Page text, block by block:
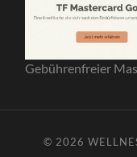
Gebührenfreier
© 2026